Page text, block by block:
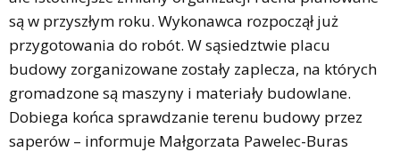
są w przyszłym roku. Wykonawca rozpoczął już
przygotowania do robót. W sąsiedztwie placu
budowy zorganizowane zostały zaplecza, na których
gromadzone są maszyny i materiały budowlane.
Dobiega końca sprawdzanie terenu budowy przez
saperów – informuje Małgorzata Pawelec-Buras